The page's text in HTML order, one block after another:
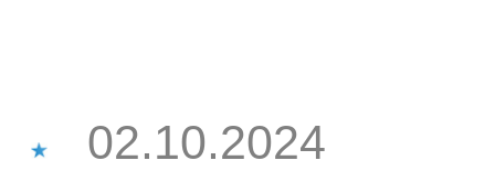
02.10.2024